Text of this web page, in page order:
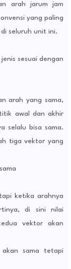
arah jarum jam
yang paling
seluruh unit ini.
sesuai dengan
arah yang sama,
awal dan akhir
selalu bisa sama.
tiga vektor yang
ketika arahnya
di sini nilai
vektor akan
akan sama tetapi